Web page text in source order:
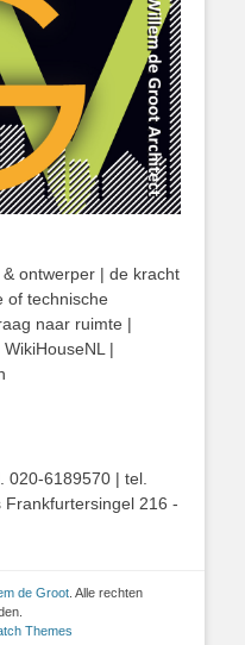
ontwerper | de kracht
of technische
naar ruimte |
|
020-6189570 | tel.
216 -
de Groot . Alle rechten
Themes